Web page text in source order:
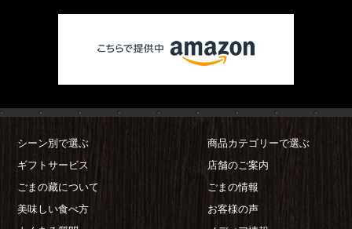
シーン別で選ぶ
商品カテゴリーで選ぶ
ギフトサービス
店舗のご案内
ごまの藏について
ごまの情報
美味しい食べ方
お客様の声